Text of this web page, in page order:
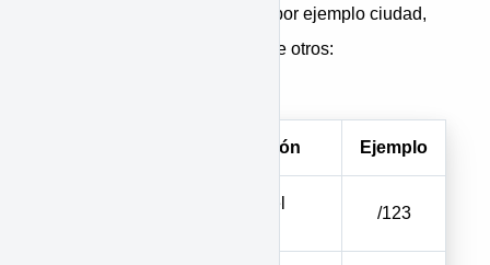
buscar con valores múltiples, por ejemplo ciudad,
tipo de inmueble, gestión, entre otros:
Descripción Ejemplo
Código del
/123